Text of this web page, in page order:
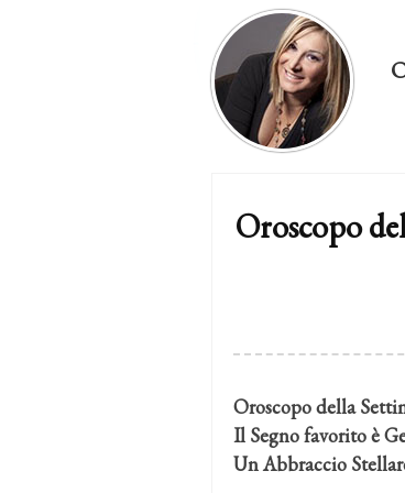
Oroscopo
Oroscopo della
Il Segno favorito è
Un Abbraccio